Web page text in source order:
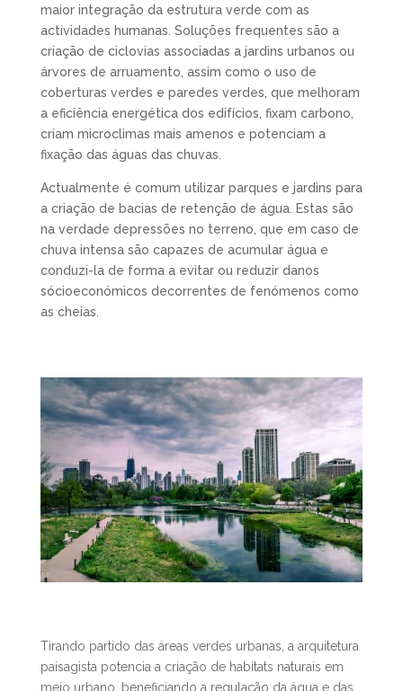
maior integração da estrutura verde com as
actividades humanas. Soluções frequentes são a
criação de ciclovias associadas a jardins urbanos ou
árvores de arruamento, assim como o uso de
coberturas verdes e paredes verdes, que melhoram
a eficiência energética dos edifícios, fixam carbono,
criam microclimas mais amenos e potenciam a
fixação das águas das chuvas.
Actualmente é comum utilizar parques e jardins para
a criação de bacias de retenção de água. Estas são
na verdade depressões no terreno, que em caso de
chuva intensa são capazes de acumular água e
conduzi-la de forma a evitar ou reduzir danos
sócioeconómicos decorrentes de fenómenos como
as cheias.
Tirando partido das áreas verdes urbanas, a arquitetura
paisagista potencia a criação de habitats naturais em
meio urbano, beneficiando a regulação da água e das